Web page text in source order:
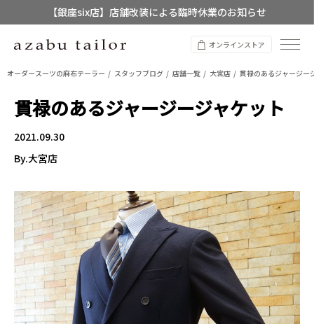
【店舗限定】レディースオーダースーツ
8/12~8/16 夏季休業のお知らせ
オンラインストア
オーダースーツの麻布テーラー スタッフブログ 店舗一覧 大宮店 貫禄のあるジャージー
貫禄のあるジャージージャケット
2021.09.30
By.大宮店